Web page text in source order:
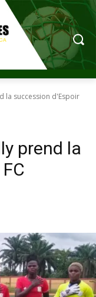
la succession d'Espoir
prend la